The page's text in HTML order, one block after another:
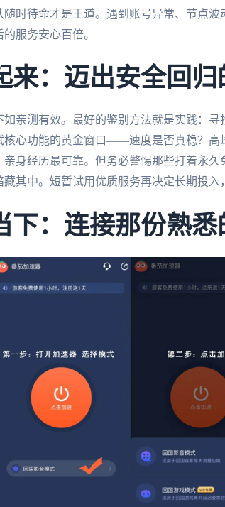
随时待命才是王道。遇到账号异常、节点
服务安心百倍。
来：迈出安全回归
如亲测有效。最好的鉴别方法就是实践：
核心功能的黄金窗口——速度是否真稳？高
亲身经历最可靠。但务必警惕那些打着永
藏其中。短暂试用优质服务再决定长期投入
下：连接那份熟悉